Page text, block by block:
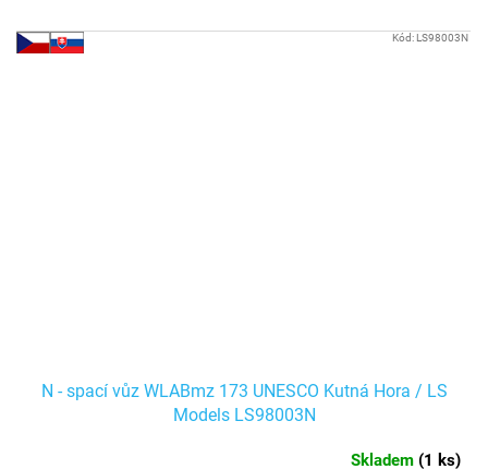
N - spací vůz WLABmz 173 UNESCO Kutná Hora / LS
Models LS98003N
Skladem (1 ks)
Kód:LS98003N